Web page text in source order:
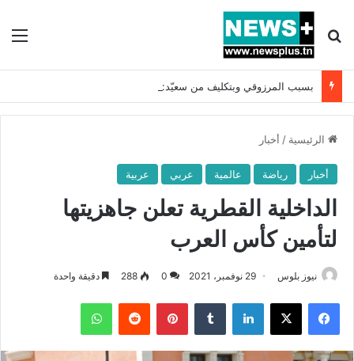
بحث عن
الرئيسية / أخبار
أخبار رياضة عالمية عربي عربية
الداخلية القطرية تعلن جاهزيتها
لتأمين كأس العرب
نيوز بلوس 29 نوفمبر، 2021 0
288 دقيقة واحدة
فيسبوك X لينكدإن بينتيريست واتساب